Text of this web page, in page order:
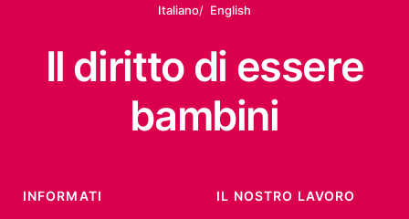
Italiano English
Il diritto di essere
bambini
INFORMATI IL NOSTRO LAVORO